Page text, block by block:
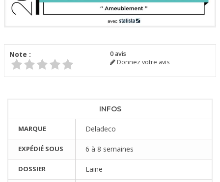
Note : 0avis
Donnez votre avis
INFOS
MARQUE Deladeco
EXPÉDIÉ SOUS 6 à 8 semaines
DOSSIER Laine